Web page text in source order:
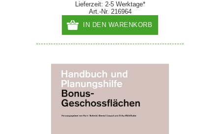
Lieferzeit: 2-5 Werktage*
Art.-Nr. 216964
IN DEN WARENKORB